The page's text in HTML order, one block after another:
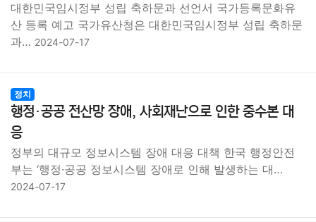
대한민국임시정부 성립 축하문과 선언서 국가등록문화유
산 등록 예고 국가유산청은 대한민국임시정부 성립 축하문
과… 2024-07-17
정치
행정·공공 전산망 장애, 사회재난으로 인한 중수본 대
응
정부의 대규모 정보시스템 장애 대응 대책 한국 행정안전
부는 ‘행정·공공 정보시스템 장애로 인해 발생하는 대…
2024-07-17